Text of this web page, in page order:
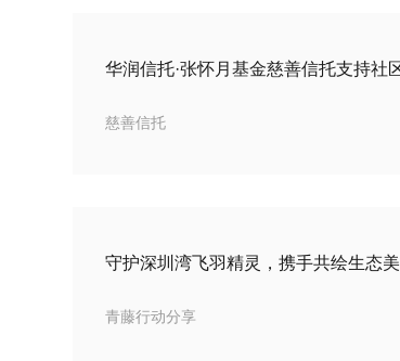
慈善信托
守护深圳湾飞羽精灵，携手共绘生态美
青藤行动分享